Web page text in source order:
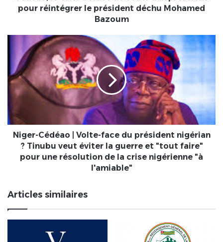
refuse
pressions
réintégrer
le
président
Mohamed
Bazoum
pour réintégrer le président déchu Mohamed
Bazoum
Cédéao
Volte-
face
président
nigérian
?
Tinubu
éviter
"tout
faire"
Niger-Cédéao | Volte-face du président nigérian
? Tinubu veut éviter la guerre et "tout faire"
pour une résolution de la crise nigérienne "à
l'amiable"
Articles similaires